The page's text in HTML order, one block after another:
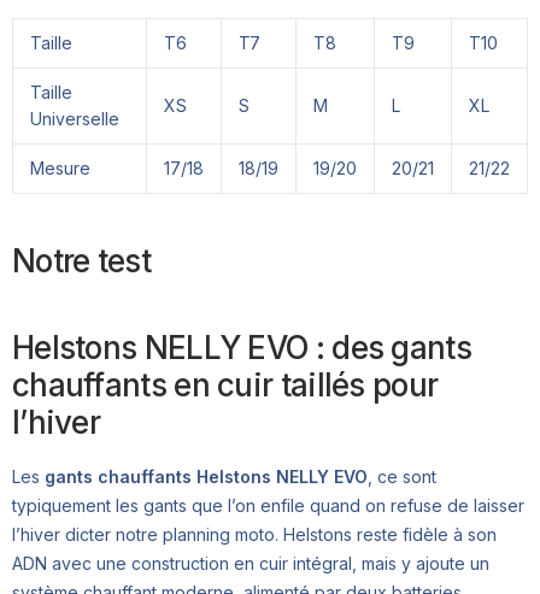
Taille T6 T7 T8 T9 T10
Taille
Universelle
XS S M L XL
Mesure 17/18 18/19 19/20 20/21 21/22
Notre test
Helstons NELLY EVO : des gants
chauffants en cuir taillés pour
l’hiver
Les gants chauffants Helstons NELLY EVO , ce sont
typiquement les gants que l’on enfile quand on refuse de laisser
l’hiver dicter notre planning moto. Helstons reste fidèle à son
ADN avec une construction en cuir intégral, mais y ajoute un